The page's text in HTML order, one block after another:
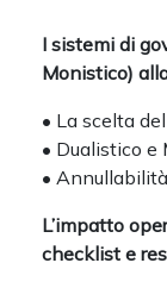
I sistemi di
Monistico)
• La scelta
• Dualistico
•
L’impatto
checklist e